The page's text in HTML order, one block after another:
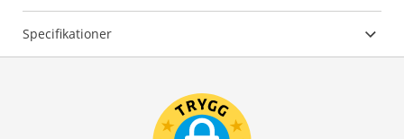
Specifikationer